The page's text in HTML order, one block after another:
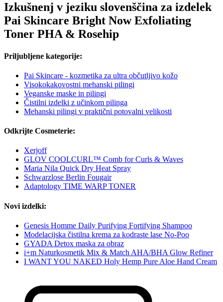
Izkušnenj v jeziku slovenščina za izdelek
Pai Skincare Bright Now Exfoliating
Toner PHA & Rosehip
Priljubljene kategorije:
Pai Skincare - kozmetika za ultra občutljivo kožo
Visokokakovostni mehanski pilingi
Veganske maske in pilingi
Čistilni izdelki z učinkom pilinga
Mehanski pilingi v praktični potovalni velikosti
Odkrijte Cosmeterie:
Xerjoff
GLOV COOLCURL™ Comb for Curls & Waves
Maria Nila Quick Dry Heat Spray
Schwarzlose Berlin Fougair
Adaptology TIME WARP TONER
Novi izdelki:
Genesis Homme Daily Purifying Fortifying Shampoo
Modelacijska čistilna krema za kodraste lase No-Poo
GYADA Detox maska za obraz
i+m Naturkosmetik Mix & Match AHA/BHA Glow Refiner
I WANT YOU NAKED Holy Hemp Pure Aloe Hand Cream